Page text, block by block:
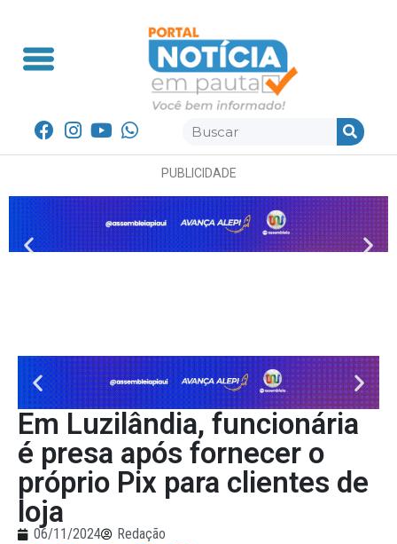
PUBLICIDADE
Em Luzilândia, funcionária
é presa após fornecer o
próprio Pix para clientes de
loja
06/11/2024 Redação